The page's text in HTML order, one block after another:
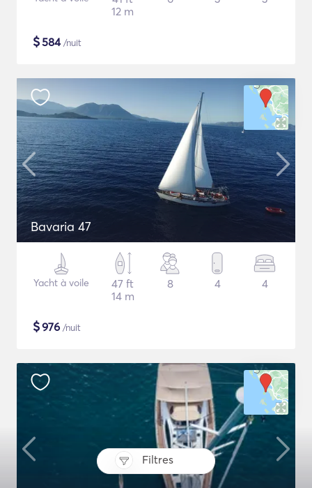
Filtres
12 m
$584/nuit
Bavaria 47
Yacht à voile
47 ft
14 m
8 4 4
$976 /nuit